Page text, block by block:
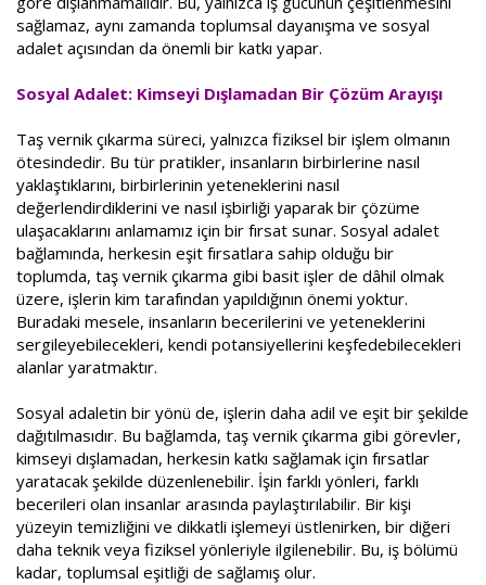
sağlamaz, aynı zamanda toplumsal dayanışma ve sosyal
adalet açısından da önemli bir katkı yapar.
Sosyal Adalet: Kimseyi Dışlamadan Bir Çözüm Arayışı
Taş vernik çıkarma süreci, yalnızca fiziksel bir işlem olmanın
ötesindedir. Bu tür pratikler, insanların birbirlerine nasıl
yaklaştıklarını, birbirlerinin yeteneklerini nasıl
değerlendirdiklerini ve nasıl işbirliği yaparak bir çözüme
ulaşacaklarını anlamamız için bir fırsat sunar. Sosyal adalet
bağlamında, herkesin eşit fırsatlara sahip olduğu bir
toplumda, taş vernik çıkarma gibi basit işler de dâhil olmak
üzere, işlerin kim tarafından yapıldığının önemi yoktur.
Buradaki mesele, insanların becerilerini ve yeteneklerini
sergileyebilecekleri, kendi potansiyellerini keşfedebilecekleri
alanlar yaratmaktır.
Sosyal adaletin bir yönü de, işlerin daha adil ve eşit bir şekilde
dağıtılmasıdır. Bu bağlamda, taş vernik çıkarma gibi görevler,
kimseyi dışlamadan, herkesin katkı sağlamak için fırsatlar
yaratacak şekilde düzenlenebilir. İşin farklı yönleri, farklı
becerileri olan insanlar arasında paylaştırılabilir. Bir kişi
yüzeyin temizliğini ve dikkatli işlemeyi üstlenirken, bir diğeri
daha teknik veya fiziksel yönleriyle ilgilenebilir. Bu, iş bölümü
kadar, toplumsal eşitliği de sağlamış olur.